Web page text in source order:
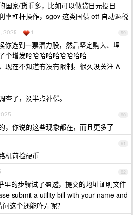
国家/货币多，比如可以做贷日元投日
率杠杆操作，sgov 这类国债 etf 自动退税
59
2025 1
选到一票潜力股，然后坚定购入、埋
个增发哈哈哈哈哈哈哈哈哈
现在不知道有没有限制。很久没关注 A
查了，没半点补偿。
60
，你说的这些现象都在，而且更多了
61
机前捡硬币
62
里的步骤试了盈透，提交的地址证明文件
submit a utility bill with your name and
这个还能咋弄呢？